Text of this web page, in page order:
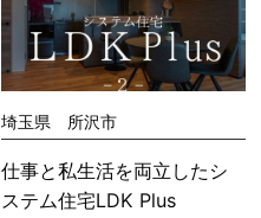
埼玉県 所沢市
仕事と私生活を両立したシ
ステム住宅LDK Plus